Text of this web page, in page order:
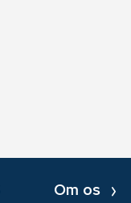
Om os